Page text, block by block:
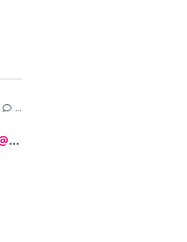
…
A la recherche du légume du mois ! @la_cageoterie ! #LTDG